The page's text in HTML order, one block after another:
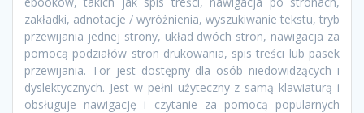
zakładki, adnotacje / wyróżnienia, wyszukiwanie tekstu, tryb
przewijania jednej strony, układ dwóch stron, nawigacja za
pomocą podziałów stron drukowania, spis treści lub pasek
przewijania. Tor jest dostępny dla osób niedowidzących i
dyslektycznych. Jest w pełni użyteczny z samą klawiaturą i
obsługuje nawigację i czytanie za pomocą popularnych